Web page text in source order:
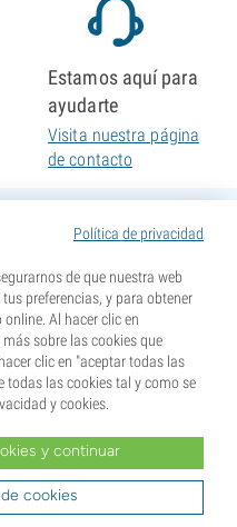
Política de privacidad
de que nuestra web
preferencias, y para obtener
Al hacer clic en
sobre las cookies que
clic en "aceptar todas las
todas las cookies tal y como se
y cookies.
y continuar
cookies
Estamos aquí para
ayudarte
Visita nuestra página
de contacto
de semillas es ilegal en muchos
También eximes de toda responsabilidad a
de ellas.